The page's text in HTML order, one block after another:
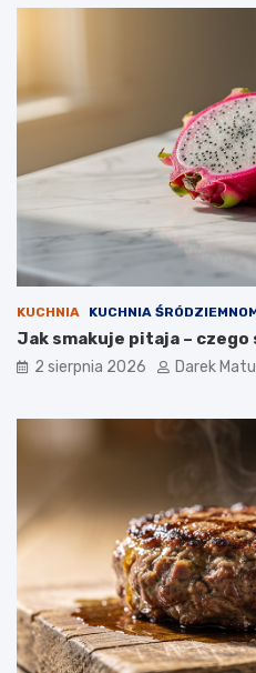
KUCHNIA KUCHNIA
Jak smakuje pitaja – czego
2 sierpnia 2026 Darek